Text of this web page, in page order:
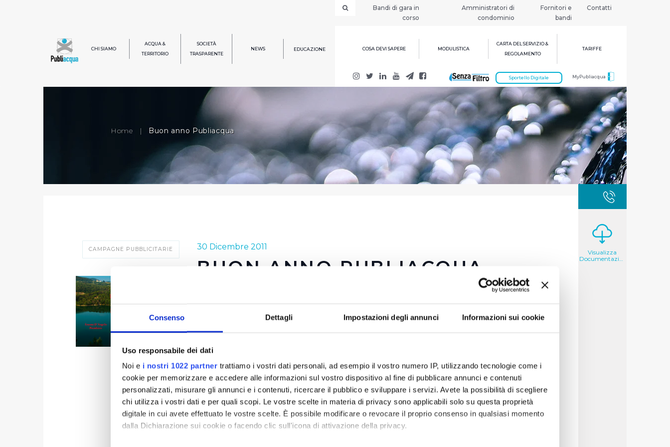
Consenso Dettagli Impostazioni degli annunci Informazioni sui cookie
Uso responsabile dei dati
Noi e i nostri 1022 partner trattiamo i vostri dati personali, ad esempio il vostro numero IP, utilizzando tecnologie come i
cookie per memorizzare e accedere alle informazioni sul vostro dispositivo al fine di pubblicare annunci e contenuti
personalizzati, misurare gli annunci e i contenuti, ricercare il pubblico e sviluppare i servizi. Avete la possibilità di scegliere
chi utilizza i vostri dati e per quali scopi. Le vostre scelte in materia di privacy sono applicabili solo su questa proprietà
digitale in cui avete effettuato le vostre scelte. È possibile modificare o revocare il proprio consenso in qualsiasi momento
dalla Dichiarazione sui cookie o facendo clic sull'icona di attivazione della privacy.
Bandi di gara in
corso
Amministratori di
condominio
Fornitori e
bandi
Contatti
CHI SIAMO
ACQUA &
TERRITORIO
SOCIETÀ
TRASPARENTE
NEWS EDUCAZIONE COSA DEVI SAPERE MODULISTICA
CARTA DEL SERVIZIO &
REGOLAMENTO
TARIFFE
MyPubliacqua
Sportello Digitale
Home | Buon anno Publiacqua
CAMPAGNE PUBBLICITARIE 30 Dicembre 2011
BUON ANNO PUBLIACQUA
16 milioni di litri di acqua erogata in un anno nei 28 fontanelli installati
Publiacqua augura a tutti un 2012 di qualità
pubbliacqua_-_auguri_di_buon_2012.mp3
Visualizza
Documentazione